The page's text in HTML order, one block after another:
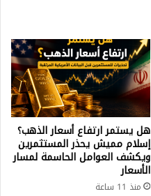
هل يستمر ارتفاع أسعار الذهب؟
إسلام مميش يحذر المستثمرين
ويكشف العوامل الحاسمة لمسار
الأسعار
منذ 11 ساعة